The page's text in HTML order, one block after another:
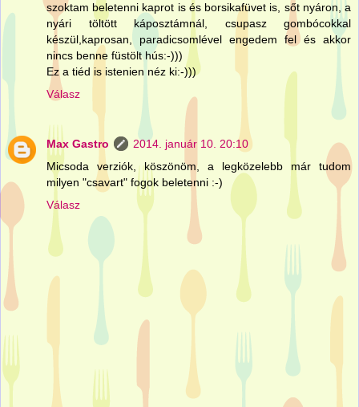
szoktam beletenni kaprot is és borsikafüvet is, sőt nyáron, a
nyári töltött káposztámnál, csupasz gombócokkal
készül,kaprosan, paradicsomlével engedem fel és akkor
nincs benne füstölt hús:-)))
Ez a tiéd is istenien néz ki:-)))
Válasz
Max Gastro
2014. január 10. 20:10
Micsoda verziók, köszönöm, a legközelebb már tudom
milyen "csavart" fogok beletenni :-)
Válasz